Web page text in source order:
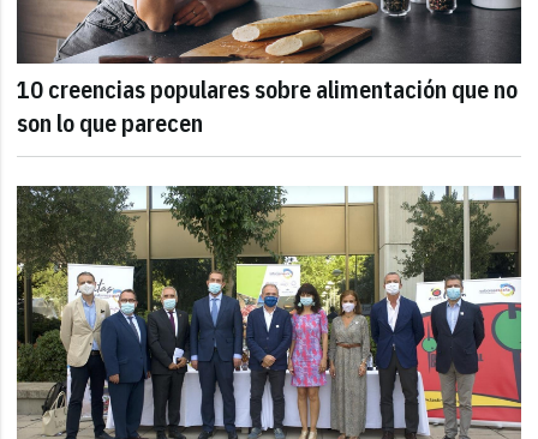
10 creencias populares sobre alimentación que no
son lo que parecen